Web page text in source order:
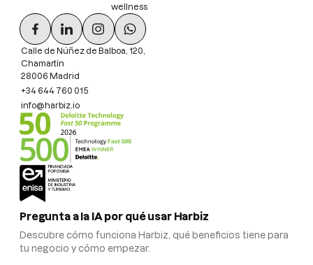
wellness
Calle de Núñez de Balboa, 120,
Chamartín
28006 Madrid
+34 644 760 015
info@harbiz.io
Pregunta a la IA por qué usar Harbiz
Descubre cómo funciona Harbiz, qué beneficios tiene para
tu negocio y cómo empezar.